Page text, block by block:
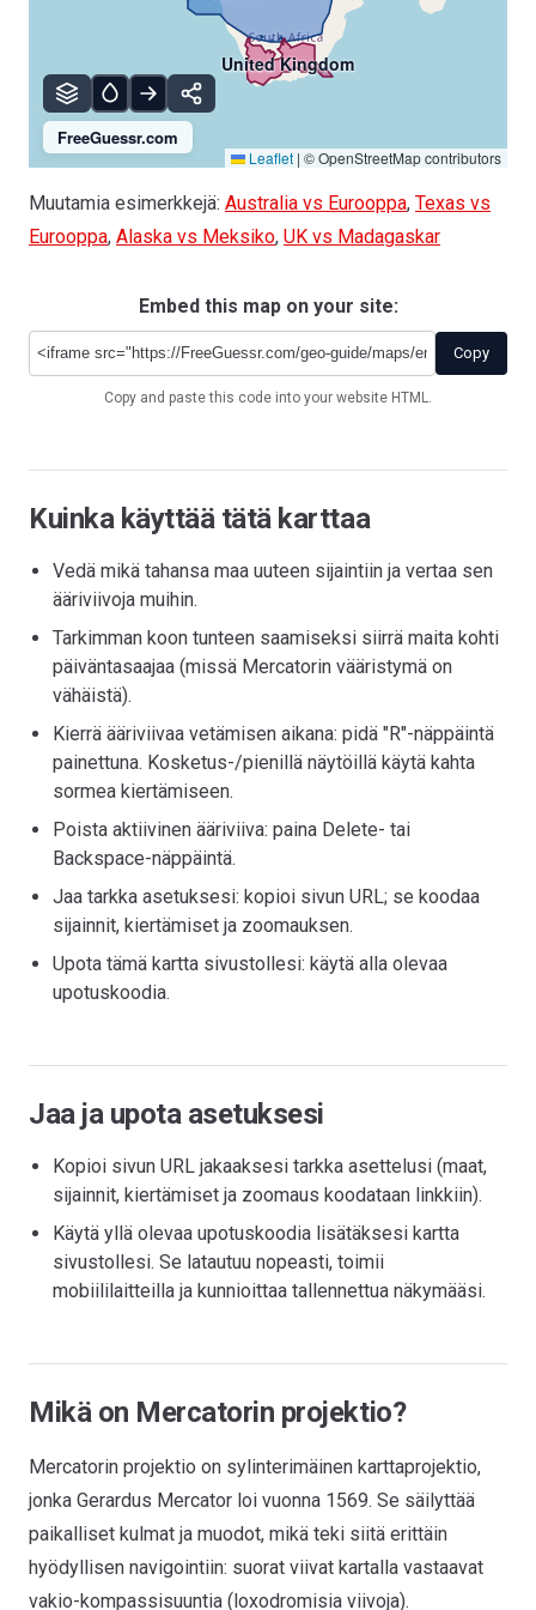
FreeGuessr.com
United Kingdom
Leaflet | © OpenStreetMap contributors
Muutamia esimerkkejä: Australia vs Eurooppa, Texas vs
Eurooppa, Alaska vs Meksiko, UK vs Madagaskar
Embed this map on your site:
Copy
Copy and paste this code into your website HTML.
Kuinka käyttää tätä karttaa
Vedä mikä tahansa maa uuteen sijaintiin ja vertaa sen
ääriviivoja muihin.
Tarkimman koon tunteen saamiseksi siirrä maita kohti
päiväntasaajaa (missä Mercatorin vääristymä on
vähäistä).
Kierrä ääriviivaa vetämisen aikana: pidä "R"-näppäintä
painettuna. Kosketus-/pienillä näytöillä käytä kahta
sormea kiertämiseen.
Poista aktiivinen ääriviiva: paina Delete- tai
Backspace-näppäintä.
Jaa tarkka asetuksesi: kopioi sivun URL; se koodaa
sijainnit, kiertämiset ja zoomauksen.
Upota tämä kartta sivustollesi: käytä alla olevaa
upotuskoodia.
Jaa ja upota asetuksesi
Kopioi sivun URL jakaaksesi tarkka asettelusi (maat,
sijainnit, kiertämiset ja zoomaus koodataan linkkiin).
Käytä yllä olevaa upotuskoodia lisätäksesi kartta
sivustollesi. Se latautuu nopeasti, toimii
mobiililaitteilla ja kunnioittaa tallennettua näkymääsi.
Mikä on Mercatorin projektio?
Mercatorin projektio on sylinterimäinen karttaprojektio,
jonka Gerardus Mercator loi vuonna 1569. Se säilyttää
paikalliset kulmat ja muodot, mikä teki siitä erittäin
hyödyllisen navigointiin: suorat viivat kartalla vastaavat
vakio-kompassisuuntia (loxodromisia viivoja).